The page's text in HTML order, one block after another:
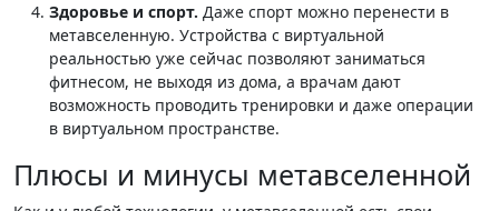
Здоровье и спорт. Даже спорт можно перенести в
метавселенную. Устройства с виртуальной
реальностью уже сейчас позволяют заниматься
фитнесом, не выходя из дома, а врачам дают
возможность проводить тренировки и даже операции
в виртуальном пространстве.
Плюсы и минусы метавселенной